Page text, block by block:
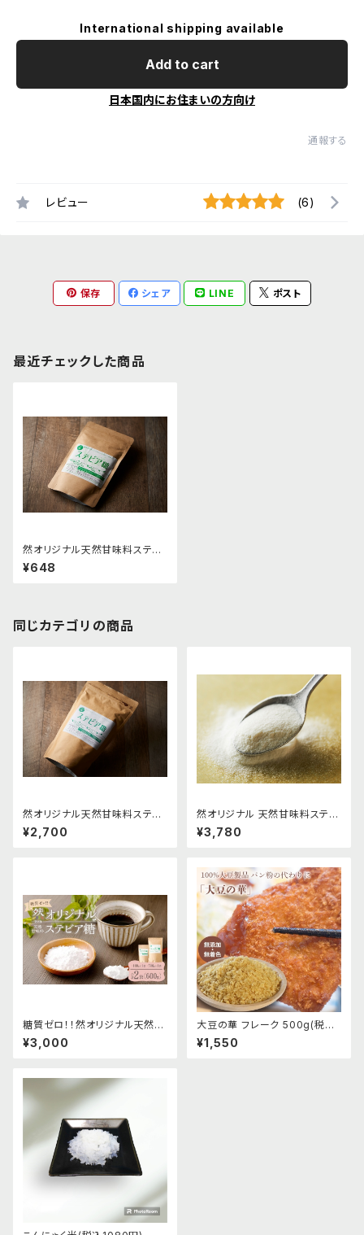
International shipping available
Add to cart
日本国内にお住まいの方向け
通報する
レビュー (6)
保存 シェア LINE ポスト
最近チェックした商品
然オリジナル天然甘味料ステビ
ア糖（エリスリトール99％以上）
100g(税込800円)
¥648
同じカテゴリの商品
然オリジナル天然甘味料ステビ
ア糖（エリスリトール99％以上）
500g(税込3000円)
¥2,700
然オリジナル 天然甘味料ステビ
ア糖EX（アルロース99％以上）
500g(税込4200円)
¥3,780
糖質ゼロ！！然オリジナル天然甘
味料ステビア糖★500ｇと100
ｇ各1個セット(税込3800円)
¥3,000
大豆の華 フレーク 500g(税込1
550円)
¥1,550